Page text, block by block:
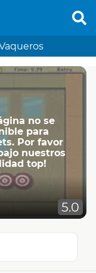
no se
para
Por favor
nuestros
top!
5.0